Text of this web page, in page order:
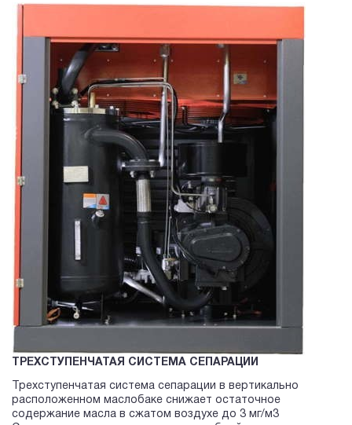
ТРЕХСТУПЕНЧАТАЯ СИСТЕМА СЕПАРАЦИИ
Трехступенчатая система сепарации в вертикально
расположенном маслобаке снижает остаточное
содержание масла в сжатом воздухе до 3 мг/м3